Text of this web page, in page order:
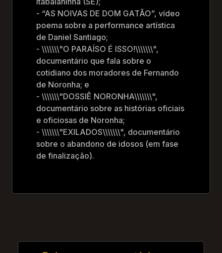
- “AS NOIVAS DE DOM GATÃO”, vídeo
poema sobre a performance artística
de Daniel Santiago;
- \\\\\\\"O PARAÍSO É ISSO!\\\\\\\",
documentário que fala sobre o
cotidiano dos moradores de Fernando
de Noronha; e
- \\\\\\\"DOSSIÊ NORONHA\\\\\\\",
documentário sobre as histórias oficiais
e oficiosas de Noronha;
- \\\\\\\"EXILADOS\\\\\\\", documentário
sobre o abandono de idosos (em fase
de finalização).